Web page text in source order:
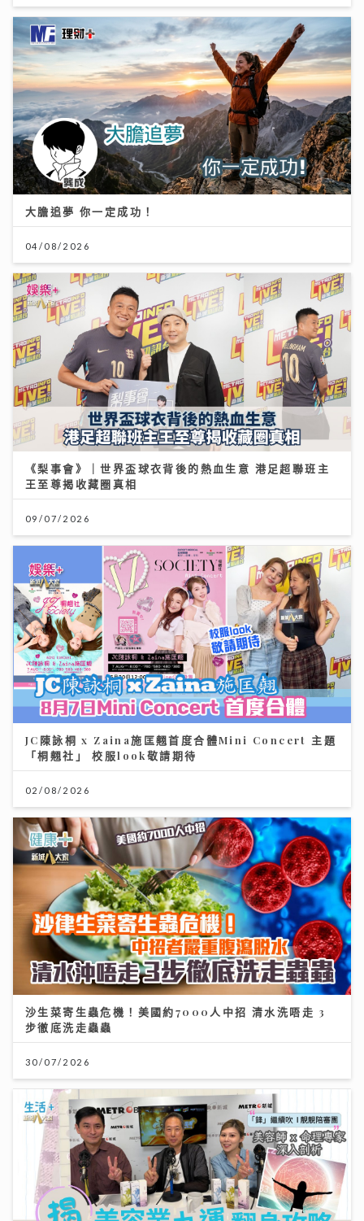
大膽追夢 你一定成功！
04/08/2026
《梨事會》｜世界盃球衣背後的熱血生意 港足超聯班主
王至尊揭收藏圈真相
09/07/2026
JC陳詠桐 x Zaina施匡翹首度合體Mini Concert 主題
「桐翹社」 校服look敬請期待
02/08/2026
沙生菜寄生蟲危機！美國約7000人中招 清水洗唔走 3
步徹底洗走蟲蟲
30/07/2026